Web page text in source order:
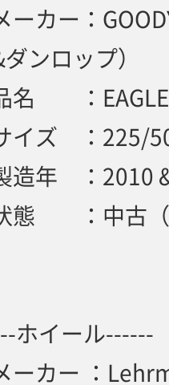
ーカー：
ンロップ）
名 ：EAGLE
イズ ：225/
造年 ：2010
態 ：中古（
ホイール------
ーカー ：